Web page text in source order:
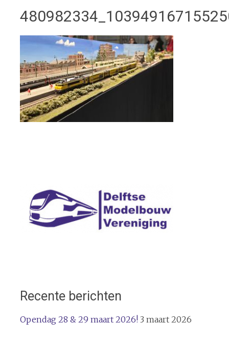
Recente berichten
Opendag 28 & 29 maart 2026! 3 maart 2026